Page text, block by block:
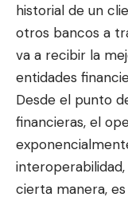
historial de un
otros bancos a
va a recibir la
entidades
Desde el punto
financieras, el
interoperabilidad,
cierta manera,